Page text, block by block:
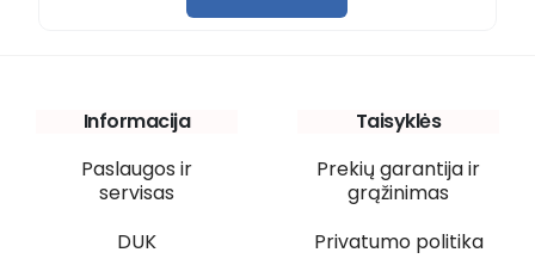
Informacija
Paslaugos ir
servisas
DUK
Taisyklės
Prekių garantija ir
grąžinimas
Privatumo politika